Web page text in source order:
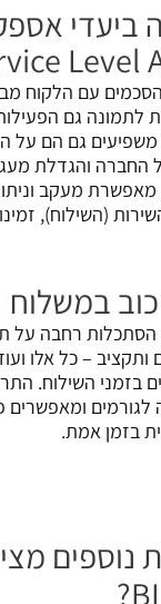
Level
עם הלקוח
לתמונה גם
משפיעים גם הם על
החברה והגדלת
מעקב
(השילוח),
במשלוח
רחבה על
ותקציב – כל אלו
בזמני השילוח.
ומאפשרים
בזמן אמת.
נוספים
BI
?